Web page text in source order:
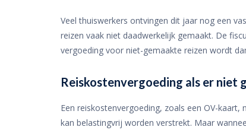
Veel thuiswerkers ontvingen dit jaar nog een
reizen vaak niet daadwerkelijk gemaakt. De
vergoeding voor niet-gemaakte reizen wordt
Reiskostenvergoeding als er niet
Een reiskostenvergoeding, zoals een OV-
kan belastingvrij worden verstrekt. Maar